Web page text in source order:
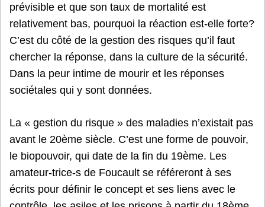
prévisible et que son taux de mortalité est
relativement bas, pourquoi la réaction est-elle forte?
C’est du côté de la gestion des risques qu’il faut
chercher la réponse, dans la culture de la sécurité.
Dans la peur intime de mourir et les réponses
sociétales qui y sont données.
La « gestion du risque » des maladies n’existait pas
avant le 20ème siècle. C’est une forme de pouvoir,
le biopouvoir, qui date de la fin du 19ème. Les
amateur-trice-s de Foucault se référeront à ses
écrits pour définir le concept et ses liens avec le